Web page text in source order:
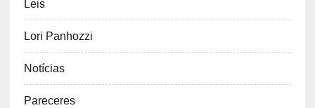
Leis
Lori Panhozzi
Notícias
Pareceres